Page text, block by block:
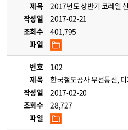
제목
2017년도 상반기 코레일
작성일
2017-02-21
조회수
401,795
파일
번호
102
제목
한국철도공사 무선통신,
작성일
2017-02-20
조회수
28,727
파일